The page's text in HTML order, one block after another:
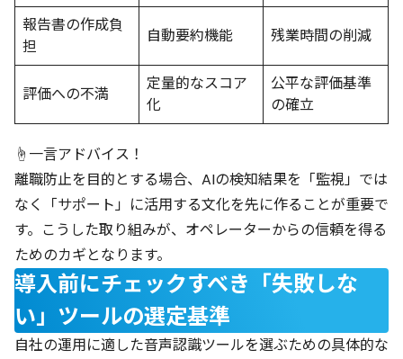
報告書の作成負
担
自動要約機能 残業時間の削減
評価への不満
定量的なスコア
化
公平な評価基準
の確立
☝️一言アドバイス！
離職防止を目的とする場合、AIの検知結果を「監視」では
なく「サポート」に活用する文化を先に作ることが重要で
す。こうした取り組みが、オペレーターからの信頼を得る
ためのカギとなります。
導入前にチェックすべき「失敗しな
い」ツールの選定基準
自社の運用に適した音声認識ツールを選ぶための具体的な